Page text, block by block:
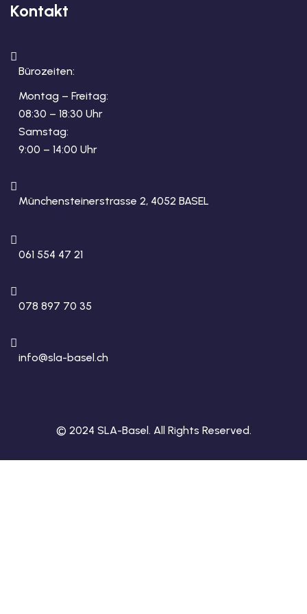
Kontakt
Bürozeiten:
Montag – Freitag:
08:30 – 18:30 Uhr
Samstag:
9:00 – 14:00 Uhr
Münchensteinerstrasse 2, 4052 BASEL
061 554 47 21
078 897 70 35
info@sla-basel.ch
© 2024 SLA-Basel. All Rights Reserved.​